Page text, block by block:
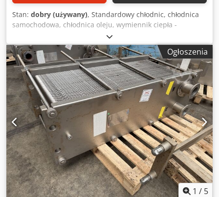
Stan: dobry (używany), Standardowy chłodnic, chłodnica
samochodowa, chłodnica oleju, wymiennik ciepła -
Chłodnica oleju: wymiennik ciepła, bez wentylatora - Typ:
niestety brak oznaczenia typu Dodpezk Etbsfx Abtjck -
Ciśnienie: maks. 20 bar - Temperatura: maks. 120°C -
Wymiary: 270/130/H260 mm - Waga: 4,4 kg
Ogłoszenia
1 / 5